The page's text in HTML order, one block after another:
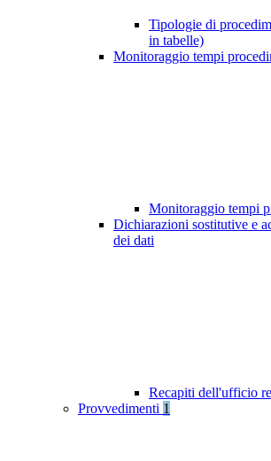
Tipologie di
in tabelle)
Monitoraggio tempi
Monitoraggio tempi
Dichiarazioni sostitutive e
dei dati
Recapiti dell'ufficio
Provvedimenti 1